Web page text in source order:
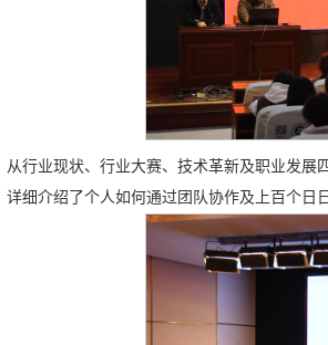
行业现状、行业大赛、技术革新及职业发
细介绍了个人如何通过团队协作及上百个日